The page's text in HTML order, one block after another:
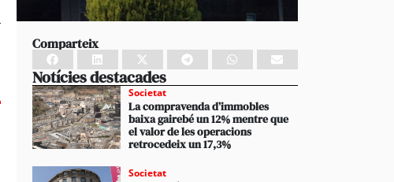
Comparteix
Notícies destacades
Societat
La compravenda d’immobles
baixa gairebé un 12% mentre que
el valor de les operacions
retrocedeix un 17,3%
Societat